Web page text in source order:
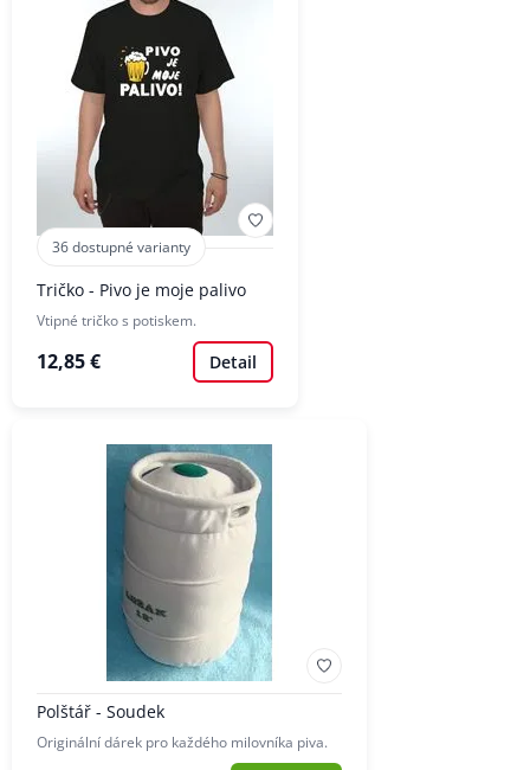
36 dostupné varianty
Tričko - Pivo je moje palivo
Vtipné tričko s potiskem.
12,85 € Detail
Polštář - Soudek
Originální dárek pro každého milovníka piva.